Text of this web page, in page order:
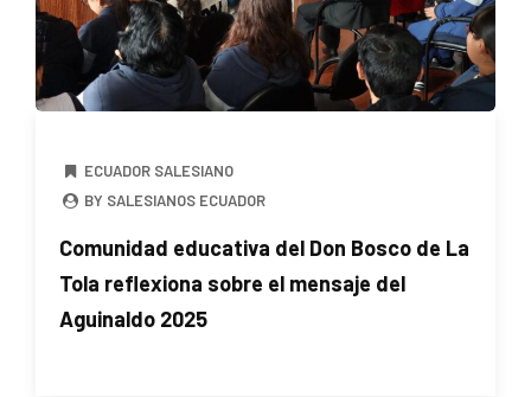
ECUADOR SALESIANO
BY SALESIANOS ECUADOR
Comunidad educativa del Don Bosco de La
Tola reflexiona sobre el mensaje del
Aguinaldo 2025